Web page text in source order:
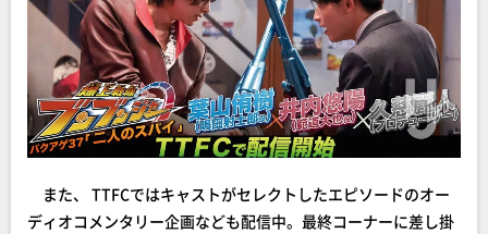
また、 TTFCではキャストがセレクトしたエピソードのオー
ディオコメンタリー企画なども配信中。最終コーナーに差し掛